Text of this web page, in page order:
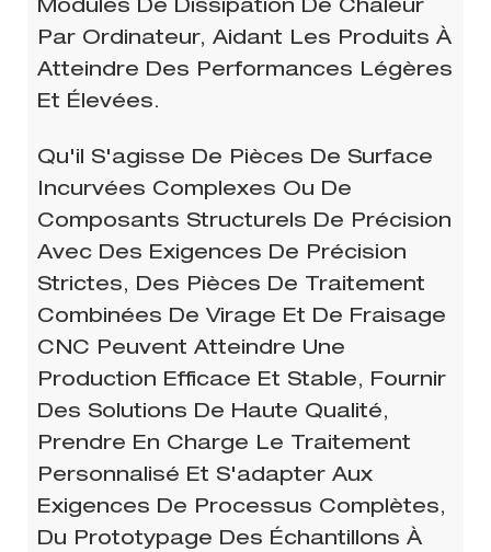
Modules De Dissipation De Chaleur
Par Ordinateur, Aidant Les Produits À
Atteindre Des Performances Légères
Et Élevées.
Qu'il S'agisse De Pièces De Surface
Incurvées Complexes Ou De
Composants Structurels De Précision
Avec Des Exigences De Précision
Strictes, Des Pièces De Traitement
Combinées De Virage Et De Fraisage
CNC Peuvent Atteindre Une
Production Efficace Et Stable, Fournir
Des Solutions De Haute Qualité,
Prendre En Charge Le Traitement
Personnalisé Et S'adapter Aux
Exigences De Processus Complètes,
Du Prototypage Des Échantillons À